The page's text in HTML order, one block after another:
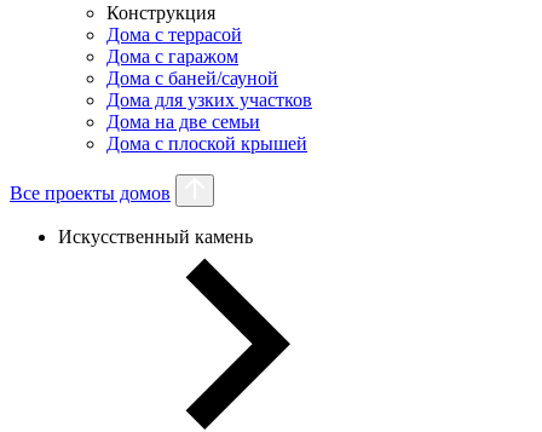
Конструкция
Дома с террасой
Дома с гаражом
Дома с баней/сауной
Дома для узких участков
Дома на две семьи
Дома с плоской крышей
Все проекты домов
Искусственный камень